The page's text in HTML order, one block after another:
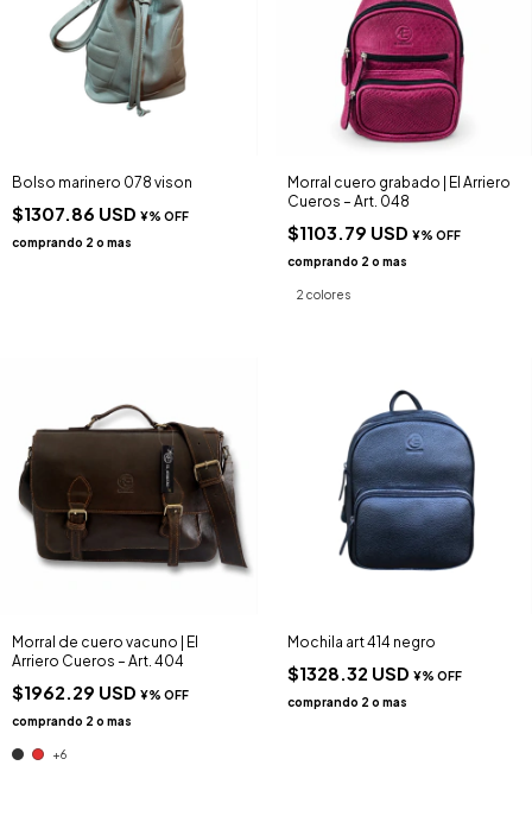
Bolso marinero 078 vison
$1307.86 USD
Morral cuero grabado | El Arriero
Cueros – Art. 048
$1103.79 USD
2 colores
Morral de cuero vacuno | El
Arriero Cueros – Art. 404
$1962.29 USD
+6
Mochila art 414 negro
$1328.32 USD